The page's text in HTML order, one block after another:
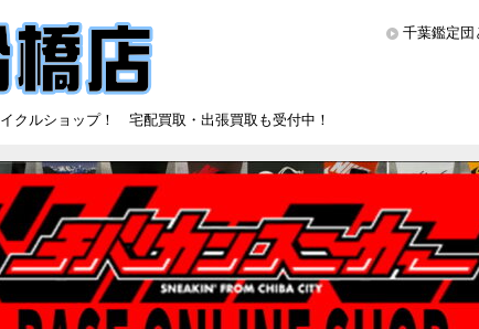
クルショップ！ 宅配買取・出張買取も受付中！
千葉鑑定団